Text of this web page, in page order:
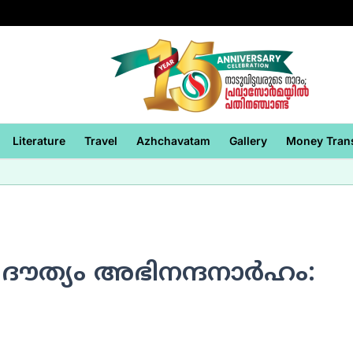
Literature Travel Azhchavatam Gallery Money
അഭിനന്ദനാർഹം: